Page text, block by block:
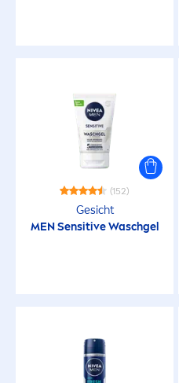
(152)
Gesicht
MEN SensitiveWaschgel